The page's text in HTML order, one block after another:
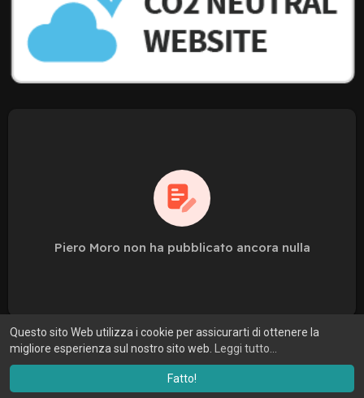
Questo sito Web utilizza i cookie per assicurarti di ottenere la
migliore esperienza sul nostro sito web.
Leggi tutto...
Fatto!
Piero Moro non ha pubblicato ancora nulla